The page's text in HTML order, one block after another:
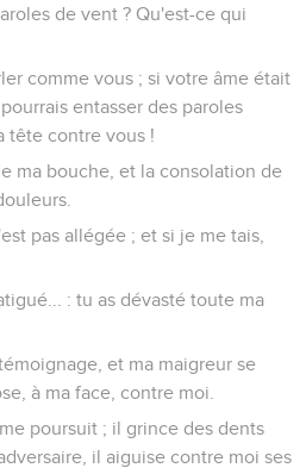
de vent ? Qu'est-ce qui
comme vous ; si votre âme était
entasser des paroles
tête contre vous !
ma bouche, et la consolation de
pas allégée ; et si je me tais,
: tu as dévasté toute ma
et ma maigreur se
à ma face, contre moi.
poursuit ; il grince des dents
il aiguise contre moi ses